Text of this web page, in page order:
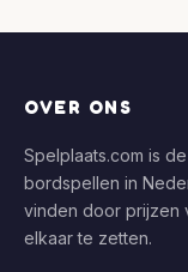
OVER ONS
Spelplaats.com is
bordspellen in
vinden door prijzen
elkaar te zetten.